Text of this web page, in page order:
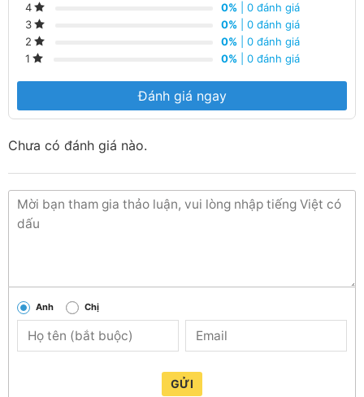
Tuổi thọ đèn
15.000 giờ
Chu kỳ tắt/bật
50.000 lần
Mức hiệu suất năng lượng
Kích thước của đèn
Đặc điểm khác
Hàm lượng thủy ngân
4
0% | 0 đánh giá
3
0% | 0 đánh giá
2
0% | 0 đánh giá
1
0% | 0 đánh giá
Đánh giá ngay
Chưa có đánh giá nào.
Anh Chị
GỬI